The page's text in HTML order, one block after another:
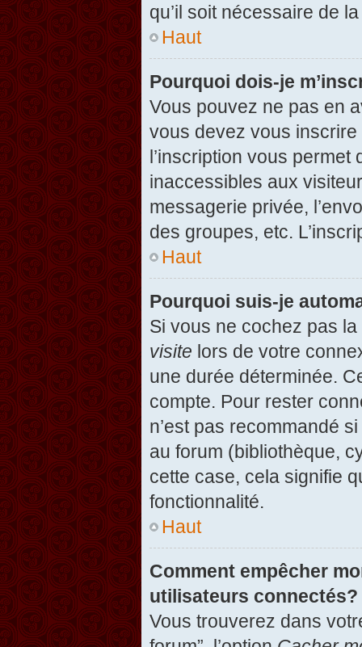
qu’il soit nécessaire de
Haut
Pourquoi dois-je
Vous pouvez ne pas en
vous devez vous
l’inscription vous
inaccessibles aux
messagerie privée,
des groupes, etc.
Haut
Pourquoi suis-je
Si vous ne cochez pas
visite lors de votre
une durée déterminée.
compte. Pour rester
n’est pas recommandé
au forum (bibliothèque,
cette case, cela signifie
fonctionnalité.
Haut
Comment empêcher
utilisateurs connectés?
Vous trouverez dans